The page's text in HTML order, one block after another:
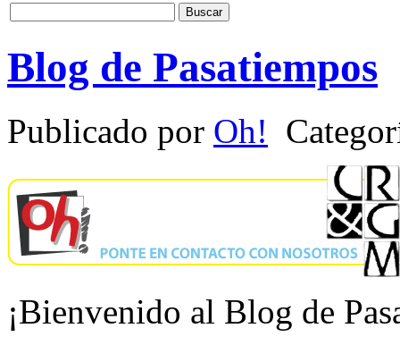
Blog de Pasatiempos
Publicado por Oh!
¡Bienvenido al Blog de